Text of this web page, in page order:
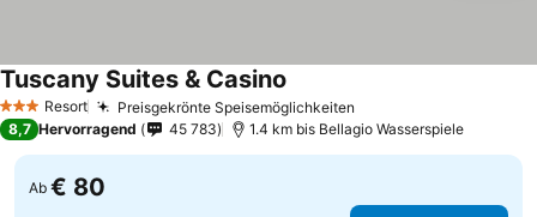
3 SterneResort Preisgekrönte Speisemöglichkeiten
Tuscany Suites & Casino
8,7 Hervorragend 45 783 1.4 km bis Bellagio Wasserspiele
Ab € 80